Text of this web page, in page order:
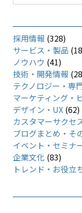
採用情報 (328)
サービス・製品
ノウハウ (41)
技術・開発情報
テクノロジー・専
マーケティング・
デザイン・UX(62)
カスタマーサクセ
ブログまとめ・そ
イベント・セミナ
企業文化 (83)
トレンド・お役立